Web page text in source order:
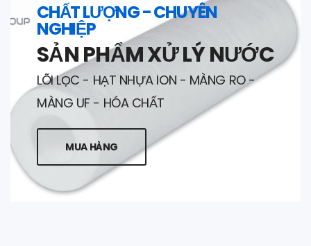
CHẤT LƯỢNG - CHUYÊN
NGHIỆP
SẢN PHẨM XỬ LÝ NƯỚC
LÕI LỌC - HẠT NHỰA ION - MÀNG RO -
MÀNG UF - HÓA CHẤT
MUA HÀNG